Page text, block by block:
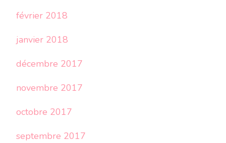
février 2018
janvier 2018
décembre 2017
novembre 2017
octobre 2017
septembre 2017